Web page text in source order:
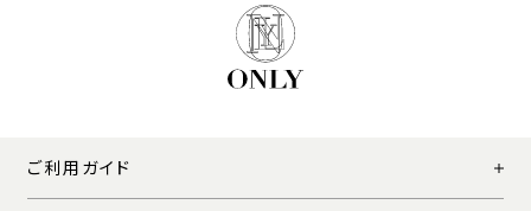
ご利用ガイド